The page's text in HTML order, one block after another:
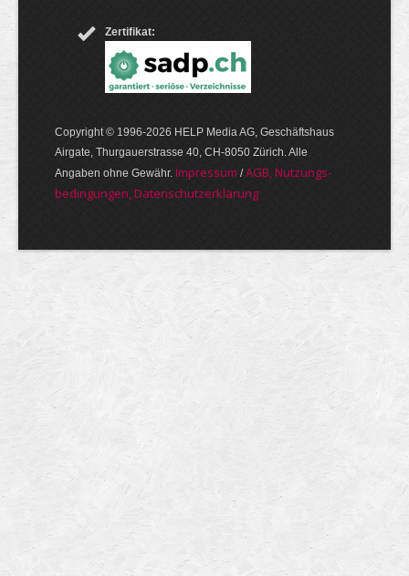
Zertifikat:
Copyright © 1996-2026 HELP Media AG, Geschäftshaus
Airgate, Thurgauer­strasse 40, CH-8050 Zürich. Alle
Angaben ohne Gewähr. Im­pres­sum /AGB, Nut­zungs­
bedin­gungen, Daten­schutz­er­klärung